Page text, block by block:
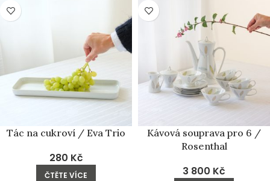
Tác na cukroví / Eva Trio
280 Kč
ČTĚTE VÍCE
PRODÁNO
Kávová souprava pro 6 /
Rosenthal
3 800 Kč